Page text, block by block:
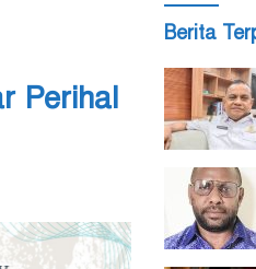
Perihal
Berita